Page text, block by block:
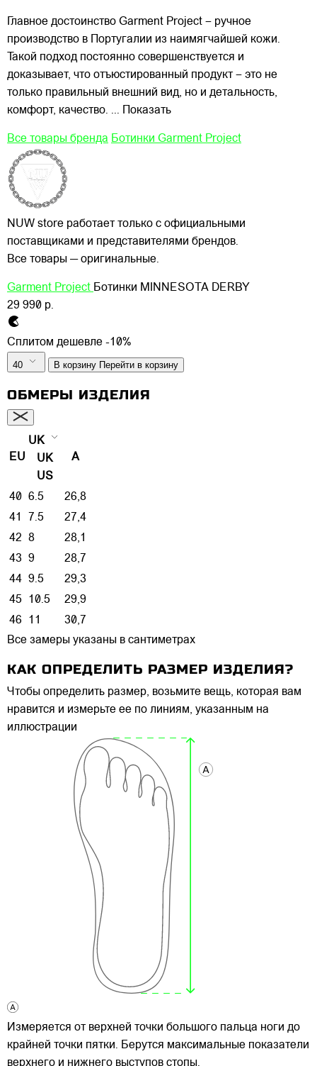
Главное достоинство Garment Project – ручное
производство в Португалии из наимягчайшей кожи.
Такой подход постоянно совершенствуется и
доказывает, что отъюстированный продукт – это не
только правильный внешний вид, но и детальность,
комфорт, качество. ... Показать
Все товары бренда Ботинки Garment Project
NUW store работает только с официальными
поставщиками и представителями брендов.
Все товары — оригинальные.
Garment Project Ботинки MINNESOTA DERBY
29 990 р.
Сплитом дешевле -10%
40 В корзину Перейти в корзину
ОБМЕРЫ ИЗДЕЛИЯ
EU
UK
UK
US
A
40 6.5
26,8
41
7.5
27,4
42
8
28,1
43
9
28,7
44 9.5
29,3
45
10.5
29,9
46
11
30,7
Все замеры указаны в сантиметрах
КАК ОПРЕДЕЛИТЬ РАЗМЕР ИЗДЕЛИЯ?
Чтобы определить размер, возьмите вещь, которая вам
нравится и измерьте ее по линиям, указанным на
иллюстрации
Измеряется от верхней точки большого пальца ноги до
крайней точки пятки. Берутся максимальные показатели
верхнего и нижнего выступов стопы.